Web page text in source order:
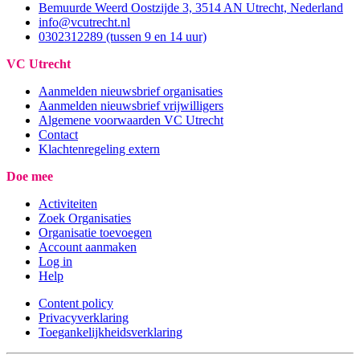
Bemuurde Weerd Oostzijde 3, 3514 AN Utrecht, Nederland
info@vcutrecht.nl
0302312289 (tussen 9 en 14 uur)
VC Utrecht
Aanmelden nieuwsbrief organisaties
Aanmelden nieuwsbrief vrijwilligers
Algemene voorwaarden VC Utrecht
Contact
Klachtenregeling extern
Doe mee
Activiteiten
Zoek Organisaties
Organisatie toevoegen
Account aanmaken
Log in
Help
Content policy
Privacyverklaring
Toegankelijkheidsverklaring